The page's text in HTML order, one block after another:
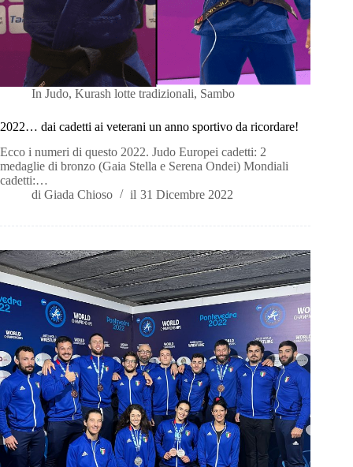
In Judo,Kurash lotte tradizionali, Sambo
2022… dai cadetti ai veterani un anno sportivo da ricordare!
Ecco i numeri di questo 2022. Judo Europei cadetti: 2
medaglie di bronzo (Gaia Stella e Serena Ondei) Mondiali
cadetti:…
di Giada Chioso il 31 Dicembre 2022